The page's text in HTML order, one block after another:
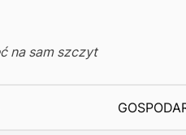
na sam szczyt